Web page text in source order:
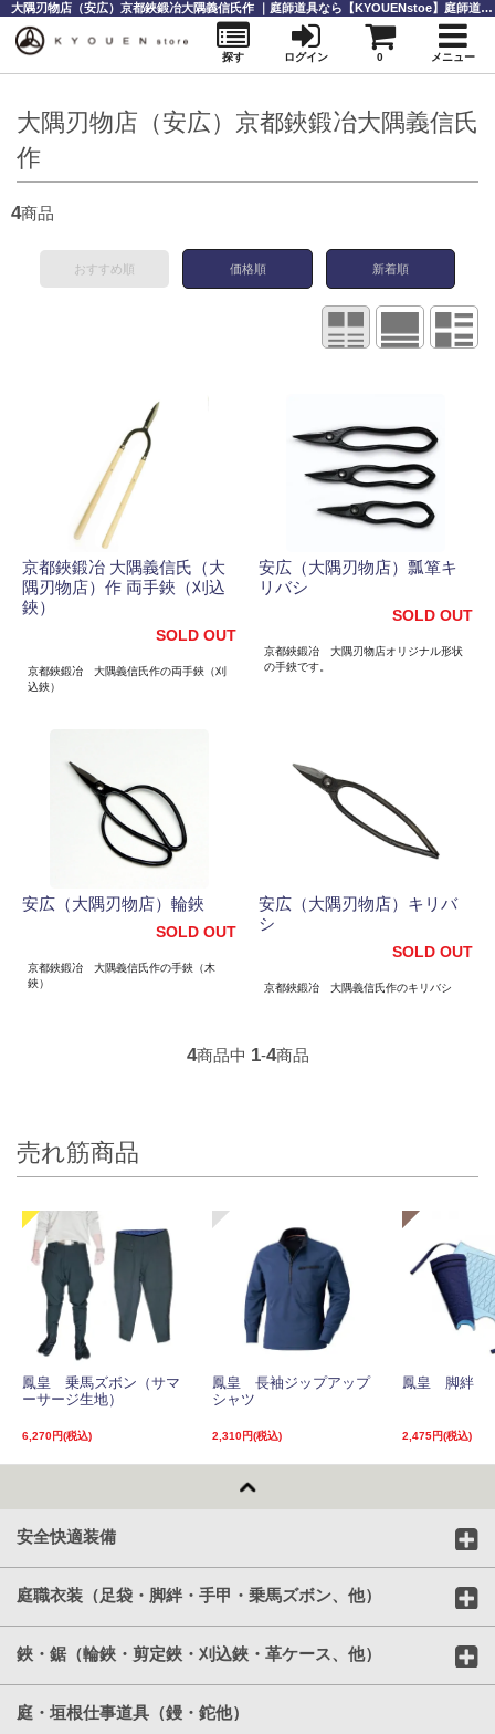
大隅刃物店（安広）京都鋏鍛冶大隅義信氏
作
4商品
おすすめ順 価格順 新着順
京都鋏鍛冶 大隅義信氏（大
隅刃物店）作 両手鋏（刈込
鋏）
SOLD OUT
京都鋏鍛冶 大隅義信氏作の両手鋏（刈
込鋏）
安広（大隅刃物店）瓢箪キ
リバシ
SOLD OUT
京都鋏鍛冶 大隅刃物店オリジナル形状
の手鋏です。
安広（大隅刃物店）輪鋏
SOLD OUT
京都鋏鍛冶 大隅義信氏作の手鋏（木
鋏）
安広（大隅刃物店）キリバ
シ
SOLD OUT
京都鋏鍛冶 大隅義信氏作のキリバシ
4商品中 1-4商品
売れ筋商品
鳳皇 乗馬ズボン（サマ
ーサージ生地）
6,270円(税込)
鳳皇 長袖ジップアップ
シャツ
2,310円(税込)
鳳皇 脚絆
2,475円(税込)
安全快適装備
庭職衣装（足袋・脚絆・手甲・乗馬ズボン、他）
鋏・鋸（輪鋏・剪定鋏・刈込鋏・革ケース、他）
庭・垣根仕事道具（鏝・鉈他）
大隅刃物店（安広）京都鋏鍛冶大隅義信氏作 ｜庭師道具なら【KYOUENstoe】庭師道具・造園資材の販売と通販
探す ログイン 0 メニュー